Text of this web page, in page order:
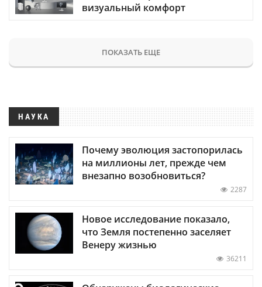
визуальный комфорт
ПОКАЗАТЬ ЕЩЕ
НАУКА
Почему эволюция застопорилась
на миллионы лет, прежде чем
внезапно возобновиться?
2287
Новое исследование показало,
что Земля постепенно заселяет
Венеру жизнью
36211